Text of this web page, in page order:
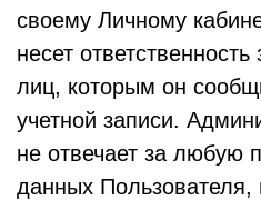
своему Личному
несет
лиц, которым он
учетной записи.
не отвечает за любую
данных